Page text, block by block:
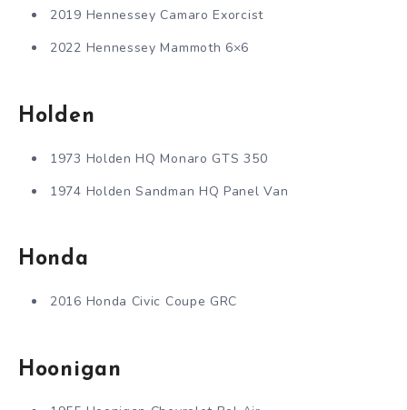
2019 Hennessey Camaro Exorcist
2022 Hennessey Mammoth 6×6
Holden
1973 Holden HQ Monaro GTS 350
1974 Holden Sandman HQ Panel Van
Honda
2016 Honda Civic Coupe GRC
Hoonigan